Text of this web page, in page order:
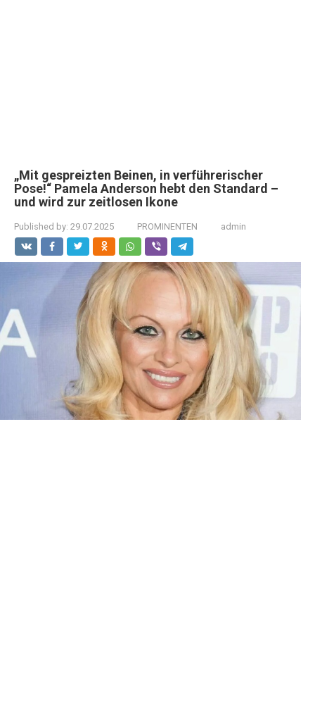
„Mit gespreizten Beinen, in verführerischer
Pose!“ Pamela Anderson hebt den Standard –
und wird zur zeitlosen Ikone
Published by: 29.07.2025 PROMINENTEN admin